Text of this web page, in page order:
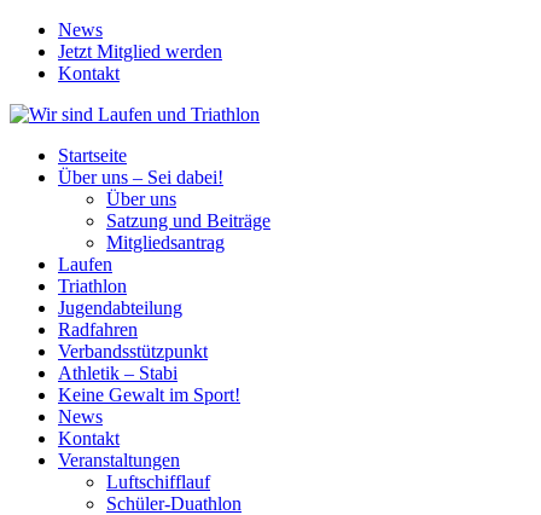
News
Jetzt Mitglied werden
Kontakt
Startseite
Über uns – Sei dabei!
Über uns
Satzung und Beiträge
Mitgliedsantrag
Laufen
Triathlon
Jugendabteilung
Radfahren
Verbandsstützpunkt
Athletik – Stabi
Keine Gewalt im Sport!
News
Kontakt
Veranstaltungen
Luftschifflauf
Schüler-Duathlon